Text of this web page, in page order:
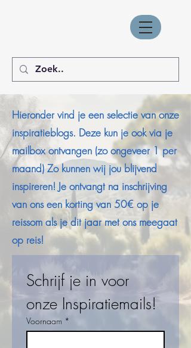
Hieronder vind je een selectie van onze
inspiratieblogs. Deze kun je ook via je
mailbox ontvangen (zo ongeveer 1 per
maand) Zo kunnen wij jou blijvend
inspireren! Je ontvangt na inschrijving
van ons een korting van 50€ op je
reissom als je dit jaar met ons meegaat
op reis!
Schrijf je in voor
onze Inspiratiemails!
Voornaam *